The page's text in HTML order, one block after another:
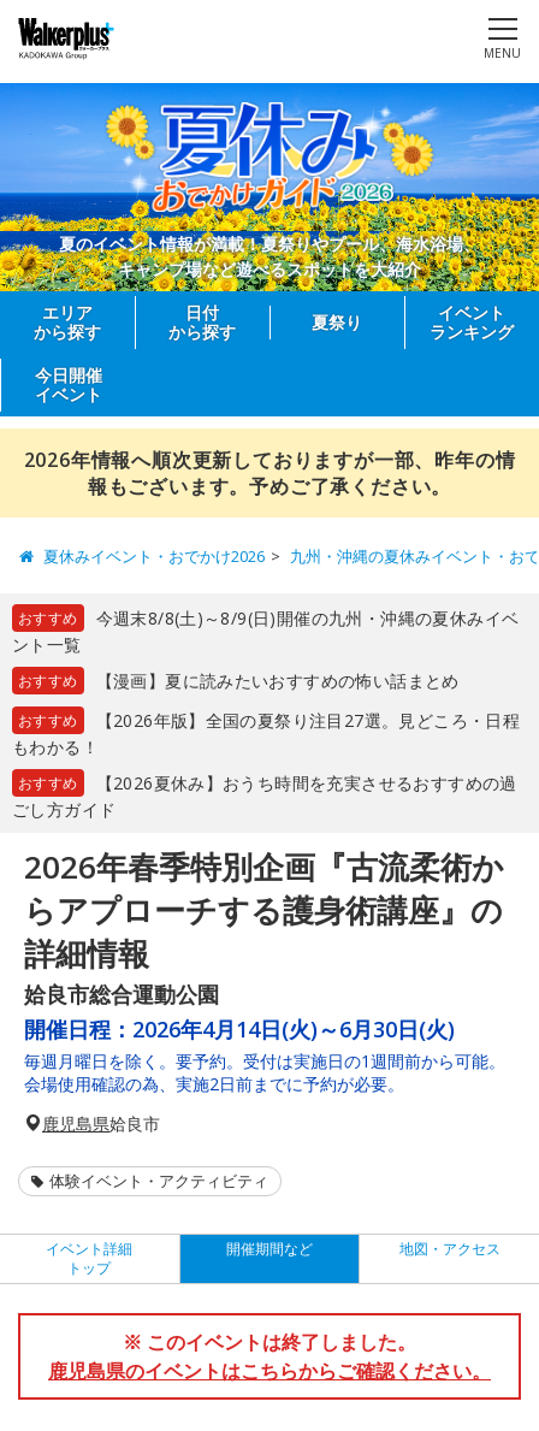
MENU
夏のイベント情報が満載！夏祭りやプール、海水浴場、
キャンプ場など遊べるスポットを大紹介
エリア
から探す
日付
から探す
夏祭り
イベント
ランキング
今日開催
イベント
2026年情報へ順次更新しておりますが一部、昨年の情
報もございます。予めご了承ください。
夏休みイベント・おでかけ2026 九州・沖縄の夏休みイベント・お
おすすめ
今週末8/8(土)～8/9(日)開催の九州・沖縄の夏休みイベ
ント一覧
おすすめ 【漫画】夏に読みたいおすすめの怖い話まとめ
おすすめ
【2026年版】全国の夏祭り注目27選。見どころ・日程
もわかる！
おすすめ
【2026夏休み】おうち時間を充実させるおすすめの過
ごし方ガイド
2026年春季特別企画『古流柔術か
らアプローチする護身術講座』の
詳細情報
姶良市総合運動公園
開催日程： 2026年4月14日(火)～6月30日(火)
毎週月曜日を除く。要予約。受付は実施日の1週間前から可能。
会場使用確認の為、実施2日前までに予約が必要。
鹿児島県姶良市
体験イベント・アクティビティ
イベント詳細
トップ
開催期間など 地図・アクセス
※ このイベントは終了しました。
鹿児島県のイベントはこちらからご確認ください。